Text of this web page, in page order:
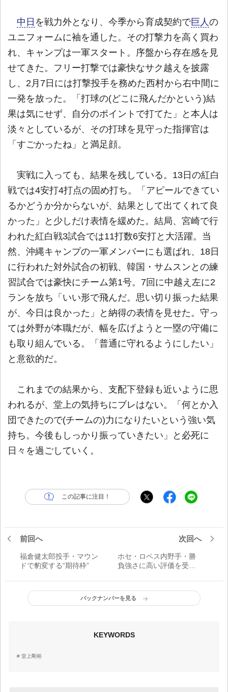
中日 を戦力外となり、今季から育成契約で巨人の
ユニフォームに袖を通した。その打撃力を高く買わ
れ、キャンプは一軍スタート。序盤から存在感を見
せてきた。フリー打撃では豪快なサク越えを披露
し、2月7日には打撃投手を務めた西村から右中間に
一発を放った。「打球の(どこに飛んだかという)結
果は気にせず、自分のポイントで打てた」と本人は
淡々としているが、その打球を見守った指揮官は
「すごかったね」と満足顔。
実戦に入っても、結果を残している。13日の紅白
戦では4安打4打点の固め打ち。「アピールできてい
るかどうか分からないが、結果として出てくれて良
かった」と少しだけ表情を緩めた。結局、宮崎で行
われた紅白戦3試合では11打数6安打と大活躍。当
然、沖縄キャンプの一軍メンバーにも選ばれ、18日
に行われた対外試合の初戦、韓国・サムスンとの練
習試合では豪快にチーム第1号。7回に中越え左に2
ランを放ち「いい形で飛んだ。思い切り振った結果
が、今日は良かった」と納得の表情を見せた。守っ
ては外野が本職だが、幅を広げようと一塁の守備に
も取り組んでいる。「普通に守れるようにしたい」
と意欲的だ。
これまでの結果から、支配下登録も近いように思
われるが、堂上の気持ちにブレはない。「何とか入
団できたので(チームの)力になりたいという強い気
持ち。今後もしっかり振っていきたい」と必死に
日々を過ごしていく。
この記事に注目！
前回へ
福倉健太郎投手・マウン
ドで豹変する“期待枠”
次回へ
ホセ・ロペス内野手・勝
負強さに高い評価を受け
バックナンバーを見る
KEYWORDS
堂上剛裕